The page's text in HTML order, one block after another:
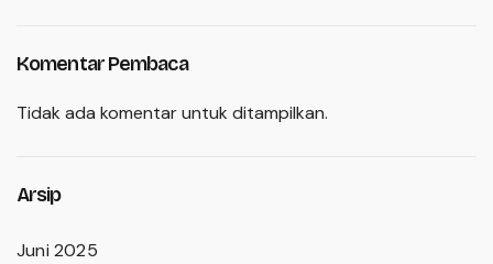
Komentar Pembaca
Tidak ada komentar untuk ditampilkan.
Arsip
Juni 2025